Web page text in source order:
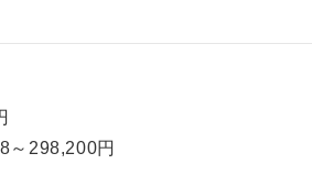
～298,200円